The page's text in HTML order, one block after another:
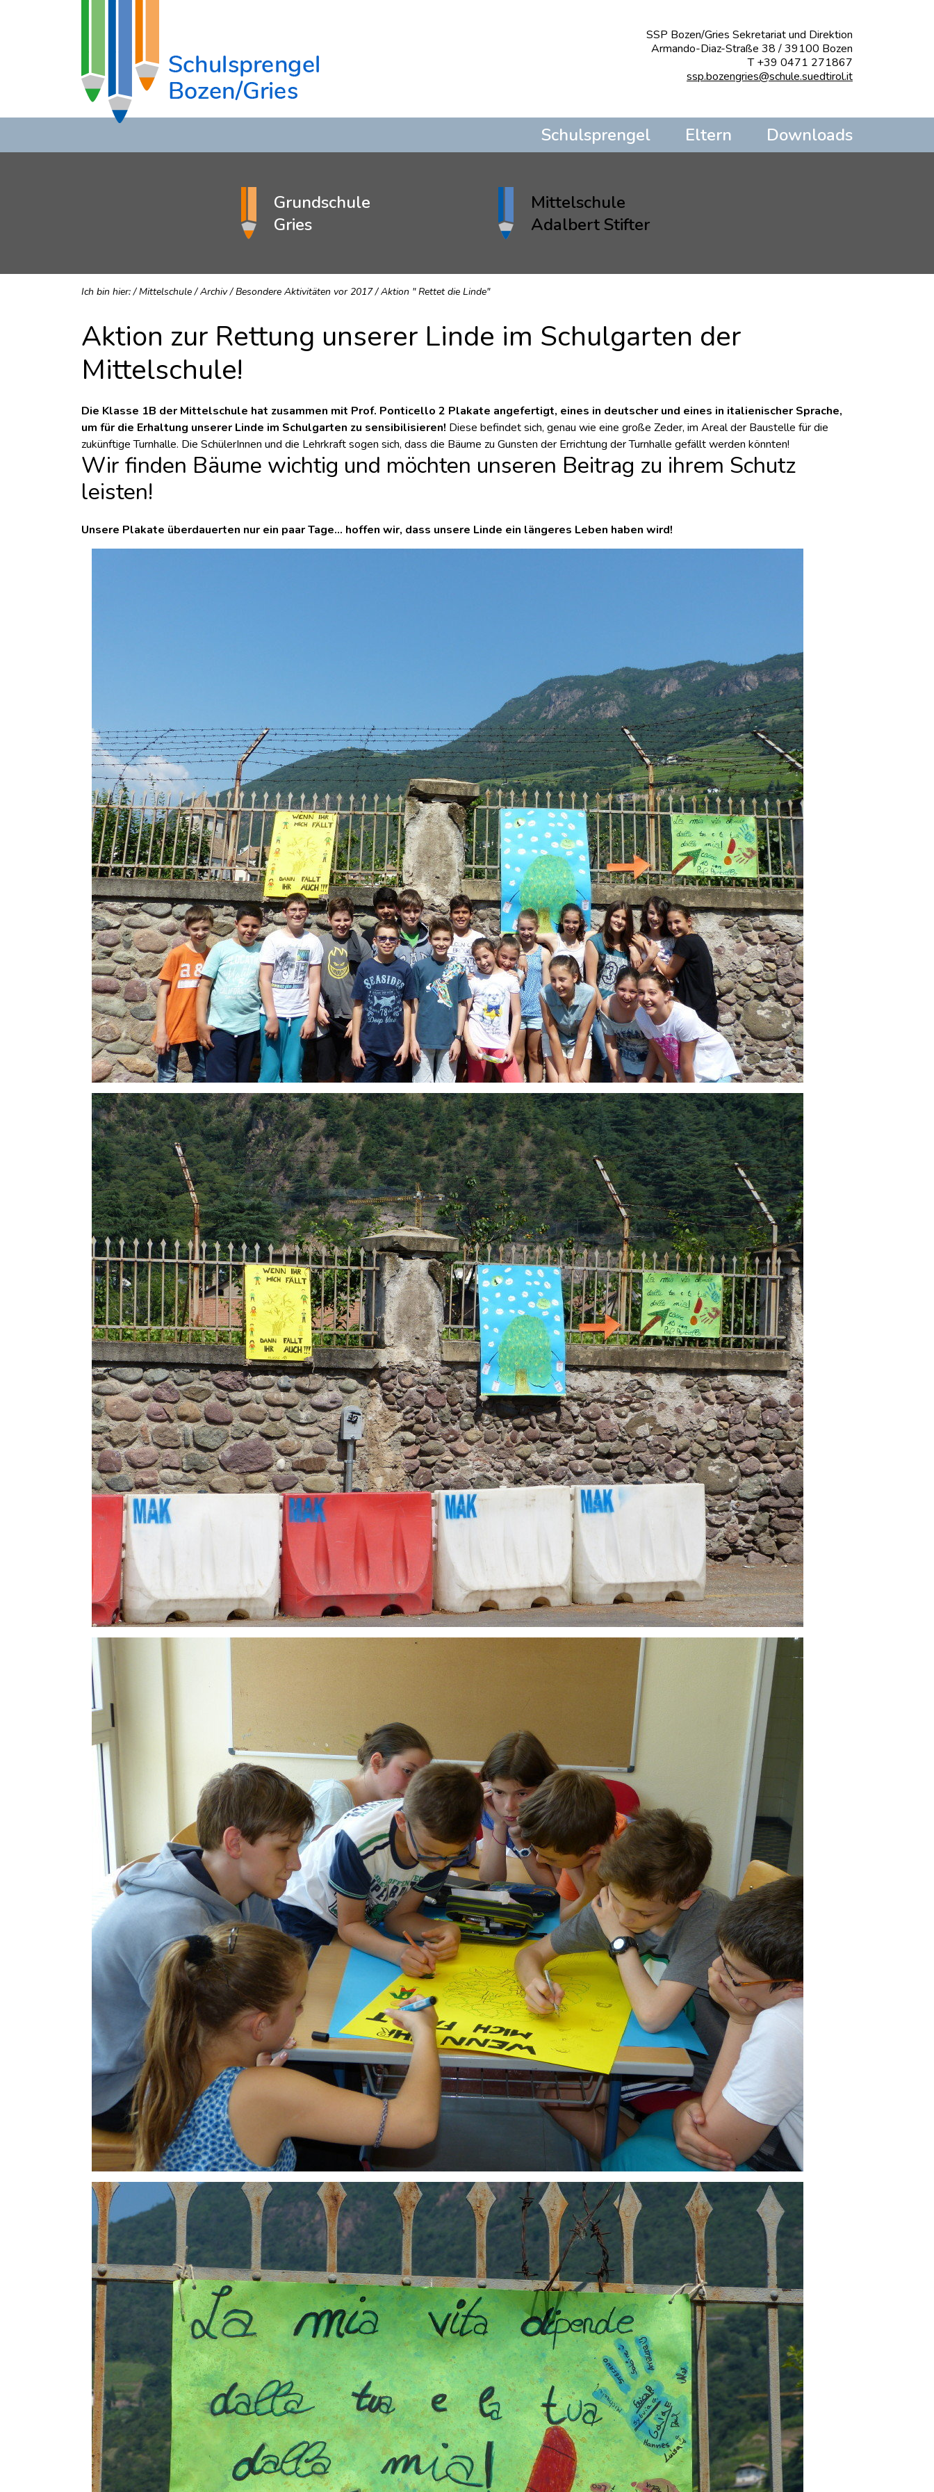
SSP Bozen/Gries Sekretariat und Direktion
Armando-Diaz-Straße 38 / 39100 Bozen
T +39 0471 271867
ssp.bozengries@schule.suedtirol.it
Schulsprengel Eltern Downloads
Grundschule
Gries
Mittelschule
Adalbert Stifter
Ich bin hier:/Mittelschule/Archiv/Besondere Aktivitäten vor 2017/Aktion " Rettet die Linde"
Aktion zur Rettung unserer Linde im Schulgarten der
Mittelschule!
Die Klasse 1B der Mittelschule hat zusammen mit Prof. Ponticello 2 Plakate angefertigt, eines in deutscher und eines in italienischer Sprache,
um für die Erhaltung unserer Linde im Schulgarten zu sensibilisieren! Diese befindet sich, genau wie eine große Zeder, im Areal der Baustelle für die
zukünftige Turnhalle. Die SchülerInnen und die Lehrkraft sogen sich, dass die Bäume zu Gunsten der Errichtung der Turnhalle gefällt werden könnten!
Wir finden Bäume wichtig und möchten unseren Beitrag zu ihrem Schutz
leisten!
Unsere Plakate überdauerten nur ein paar Tage... hoffen wir, dass unsere Linde ein längeres Leben haben wird!